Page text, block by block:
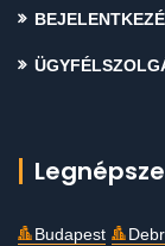
Budapest